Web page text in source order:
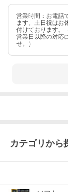
営業時間：お電話
ます。土日祝はお
付けております。
営業日以降の対応
せ。）
カテゴリから